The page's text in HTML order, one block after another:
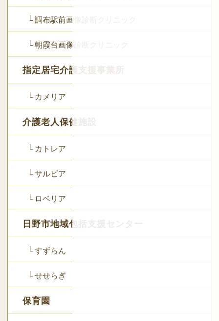
└ 調布駅前画像診断クリニック
└ 朝霞台画像診断クリニック
指定居宅介護支援事業所
└ カメリア
介護老人保健施設
└ カトレア
└ サルビア
└ ロベリア
日野市地域包括支援センター
└ すずらん
└ せせらぎ
保育園